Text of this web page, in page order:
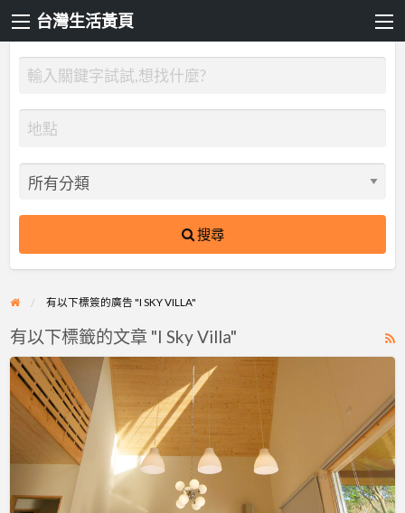
台灣生活黃頁
搜尋
有以下標簽的廣告 "I SKY VILLA"
I
有以下標籤的文章 "I Sky Villa"
苗
栗
法